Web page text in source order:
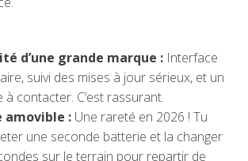
d’une grande marque : Interface
suivi des mises à jour sérieux, et un
à contacter. C’est rassurant.
amovible : Une rareté en 2026 ! Tu
une seconde batterie et la changer
sur le terrain pour repartir de